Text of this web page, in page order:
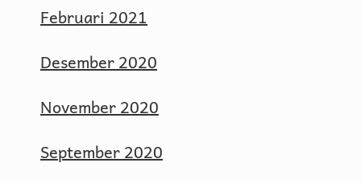
Februari 2021
Desember 2020
November 2020
September 2020